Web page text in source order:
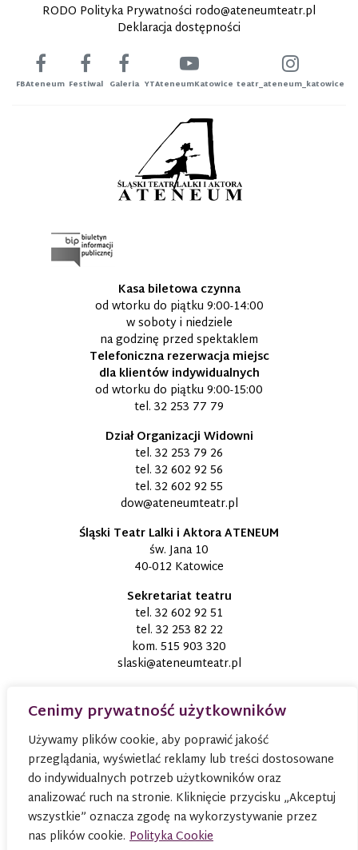
Cenimy prywatność użytkowników
Używamy plików cookie, aby poprawić jakość
przeglądania, wyświetlać reklamy lub treści dostosowane
do indywidualnych potrzeb użytkowników oraz
analizować ruch na stronie. Kliknięcie przycisku „Akceptuj
wszystkie” oznacza zgodę na wykorzystywanie przez
nas plików cookie. Polityka Cookie
RODO Polityka Prywatności rodo@ateneumteatr.pl
Deklaracja dostępności
FBAteneum Festiwal Galeria YTAteneumKatowice teatr_ateneum_katowice
Kasa biletowa czynna
od wtorku do piątku 9:00-14:00
w soboty i niedziele
na godzinę przed spektaklem
Telefoniczna rezerwacja miejsc
dla klientów indywidualnych
od wtorku do piątku 9:00-15:00
tel. 32 253 77 79
Dział Organizacji Widowni
tel. 32 253 79 26
tel. 32 602 92 56
tel. 32 602 92 55
dow@ateneumteatr.pl
Śląski Teatr Lalki i Aktora ATENEUM
św. Jana 10
40-012 Katowice
Sekretariat teatru
tel. 32 602 92 51
tel. 32 253 82 22
kom. 515 903 320
slaski@ateneumteatr.pl
© 2026TEATR ATENEUM W KATOWICACH